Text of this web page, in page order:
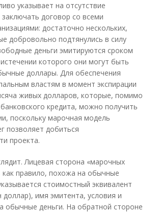
указывает на отсутствие
договор со всеми
достаточно нескольких,
добровольно подтянулись в силу
деньги эмитируются сроком
которого они могут быть
доллары. Для обеспечения
властям в момент экспирации
живых долларов, которые, помимо
кредита, можно получить
поскольку марочная модель
позволяет добиться
проекта.
Лицевая сторона «марочных
как правило, похожа на обычные
стоимостный эквивалент
доллар), имя эмитента, условия и
обычные деньги. На обратной стороне